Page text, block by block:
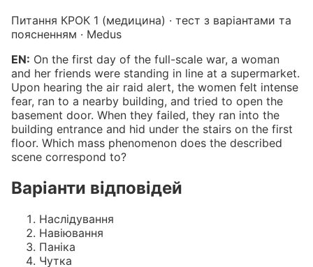
Питання КРОК 1 (медицина) · тест з варіантами та
поясненням · Medus
EN: On the first day of the full-scale war, a woman
and her friends were standing in line at a supermarket.
Upon hearing the air raid alert, the women felt intense
fear, ran to a nearby building, and tried to open the
basement door. When they failed, they ran into the
building entrance and hid under the stairs on the first
floor. Which mass phenomenon does the described
scene correspond to?
Варіанти відповідей
Наслідування
Навіювання
Паніка
Чутка